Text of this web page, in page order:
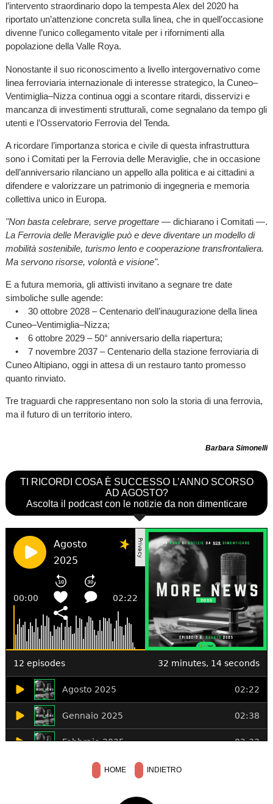
l’intervento straordinario dopo la tempesta Alex del 2020 ha
riportato un’attenzione concreta sulla linea, che in quell’occasione
divenne l’unico collegamento vitale per i rifornimenti alla
popolazione della Valle Roya.
Nonostante il suo riconoscimento a livello intergovernativo come
linea ferroviaria internazionale di interesse strategico, la Cuneo–
Ventimiglia–Nizza continua oggi a scontare ritardi, disservizi e
mancanza di investimenti strutturali, come segnalano da tempo gli
utenti e l’Osservatorio Ferrovia del Tenda.
A ricordare l’importanza storica e civile di questa infrastruttura
sono i Comitati per la Ferrovia delle Meraviglie, che in occasione
dell’anniversario rilanciano un appello alla politica e ai cittadini a
difendere e valorizzare un patrimonio di ingegneria e memoria
collettiva unico in Europa.
"Non basta celebrare, serve progettare— dichiarano i Comitati —.
La Ferrovia delle Meraviglie può e deve diventare un modello di
mobilità sostenibile, turismo lento e cooperazione transfrontaliera.
Ma servono risorse, volontà e visione".
E a futura memoria, gli attivisti invitano a segnare tre date
simboliche sulle agende:
• 30 ottobre 2028 – Centenario dell’inaugurazione della linea
Cuneo–Ventimiglia–Nizza;
• 6 ottobre 2029 – 50° anniversario della riapertura;
• 7 novembre 2037 – Centenario della stazione ferroviaria di
Cuneo Altipiano, oggi in attesa di un restauro tanto promesso
quanto rinviato.
Tre traguardi che rappresentano non solo la storia di una ferrovia,
ma il futuro di un territorio intero.
Barbara Simonelli
TI RICORDI COSA È SUCCESSO L’ANNO SCORSO
AD AGOSTO?
Ascolta il podcast con le notizie da non dimenticare
HOME INDIETRO